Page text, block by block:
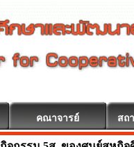
คณาจารย์ สถ